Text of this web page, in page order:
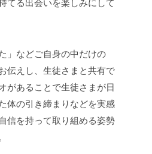
てる出会いを楽しみにして
」などご自身の中だけの
伝えし、生徒さまと共有で
があることで生徒さまが日
体の引き締まりなどを実感
信を持って取り組める姿勢